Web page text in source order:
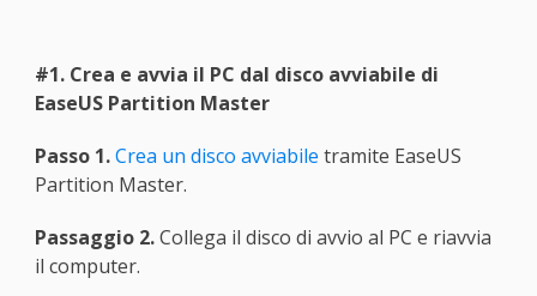
#1. Crea e avvia il PC dal disco avviabile di
EaseUS Partition Master
Passo 1.Crea un disco avviabile tramite EaseUS
Partition Master.
Passaggio 2.Collega il disco di avvio al PC e riavvia
il computer.